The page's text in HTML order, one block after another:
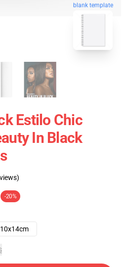
blank template
Estilo Chic
In Black
-20%